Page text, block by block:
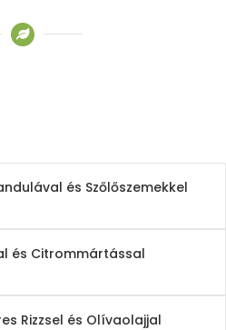
és Szőlőszemekkel
és Citrommártással
Rizzsel és Olívaolajjal